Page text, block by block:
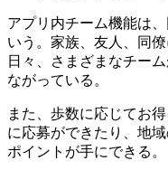
アプリ内チーム機能は
いう。家族、友人、同
日々、さまざまなチー
ながっている。
また、歩数に応じてお
に応募ができたり、地
ポイントが手にできる。